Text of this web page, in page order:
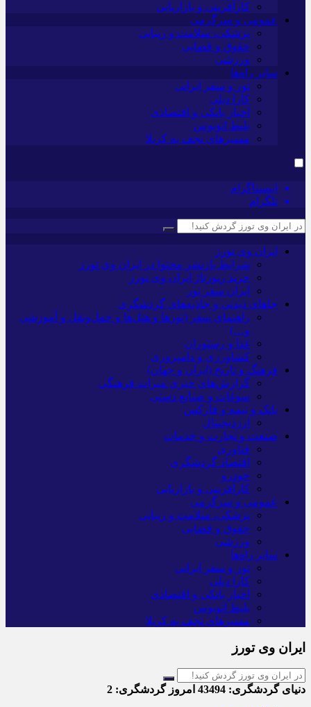
کارآفرینی و بازاریابی
عمومی و سرگرمی
پزشکی، سلامت و زیبایی
حقوق و قضایی
ورزشی
سایر راه‌ها
تور و سفر ایرانی
کارا دیلی
اخبار بانکی و اقتصادی
بلیط اتوبوس
مسیرهای نجف به کربلا
اینستاگرام
تلگرام
ایران وی تورز
شرایط بازنشر محتوا در ایران وی تورز
خرید رپورتاژ ایران وی تورز
ایران سفر تور
جاهای دیدنی و جاذبه‌های گردشگری
راهنمای سفر (تورها و هتل‌ها و حمل‌و‌نقل و آموزشی
و…)
غذا و رستوران
کشاورزی و دامپروری
فرهنگ و تاریخ (ایران و جهان)
گزارش‌های خبری میراث فرهنگی
سوغات و صنایع دستی
بانک و بیمه و فارکس
ارزدیجیتال
صنعت و تجارت و خدمات
فناوری
اقتصاد گردشگری
خودرو
کارآفرینی و بازاریابی
عمومی و سرگرمی
پزشکی، سلامت و زیبایی
حقوق و قضایی
ورزشی
سایر راه‌ها
تور و سفر ایرانی
کارا دیلی
اخبار بانکی و اقتصادی
بلیط اتوبوس
مسیرهای نجف به کربلا
ایران وی تورز
دنیای گردشگری: امروز گردشگری: